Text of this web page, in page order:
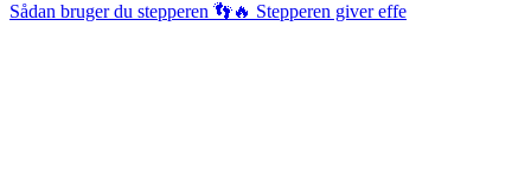
Sådan bruger du stepperen 👣🔥 Stepperen giver effe